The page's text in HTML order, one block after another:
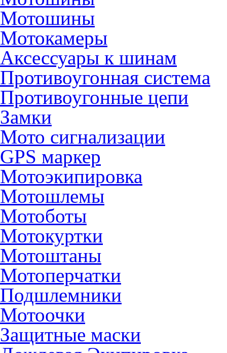
Мотошины
Мотокамеры
Аксессуары к шинам
Противоугонная система
Противоугонные цепи
Замки
Мото сигнализации
GPS маркер
Мотоэкипировка
Мотошлемы
Мотоботы
Мотокуртки
Мотоштаны
Мотоперчатки
Подшлемники
Мотоочки
Защитные маски